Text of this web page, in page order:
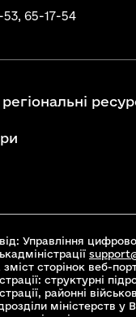
53, 65-17-54
Управління
зміст сторінок веб-
структурні
районні
міністерств у